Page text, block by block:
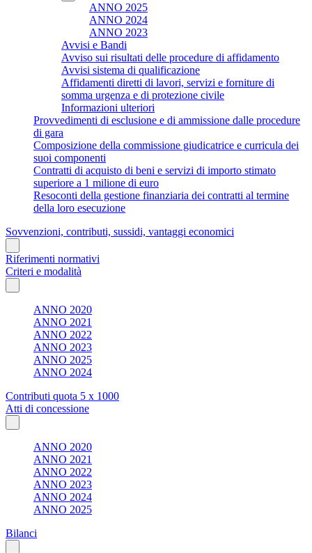
ANNO 2025
ANNO 2024
ANNO 2023
Avvisi e Bandi
Avviso sui risultati delle procedure di affidamento
Avvisi sistema di qualificazione
Affidamenti diretti di lavori, servizi e forniture di
somma urgenza e di protezione civile
Informazioni ulteriori
Provvedimenti di esclusione e di ammissione dalle procedure
di gara
Composizione della commissione giudicatrice e curricula dei
suoi componenti
Contratti di acquisto di beni e servizi di importo stimato
superiore a 1 milione di euro
Resoconti della gestione finanziaria dei contratti al termine
della loro esecuzione
Sovvenzioni, contributi, sussidi, vantaggi economici
Riferimenti normativi
Criteri e modalità
ANNO 2020
ANNO 2021
ANNO 2022
ANNO 2023
ANNO 2025
ANNO 2024
Contributi quota 5 x 1000
Atti di concessione
ANNO 2020
ANNO 2021
ANNO 2022
ANNO 2023
ANNO 2024
ANNO 2025
Bilanci